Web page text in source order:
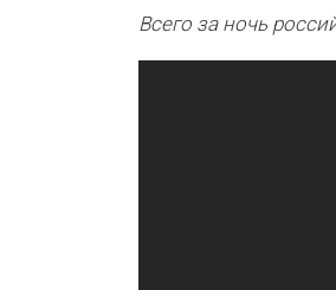
Всего за ночь